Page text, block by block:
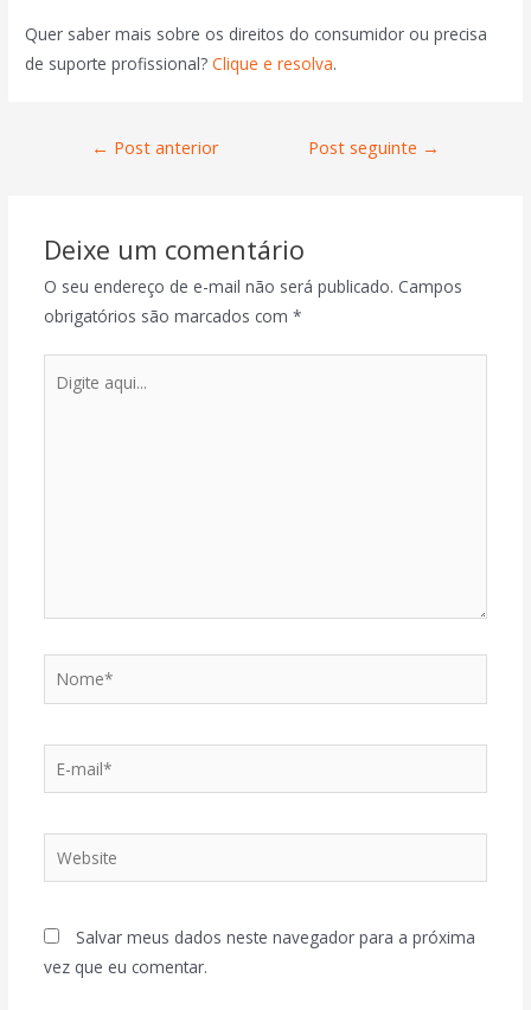
Quer saber mais sobre os direitos do consumidor ou precisa
de suporte profissional?Clique e resolva.
← Post anterior Post seguinte →
Deixe um comentário
O seu endereço de e-mail não será publicado. Campos
obrigatórios são marcados com *
Salvar meus dados neste navegador para a próxima
vez que eu comentar.